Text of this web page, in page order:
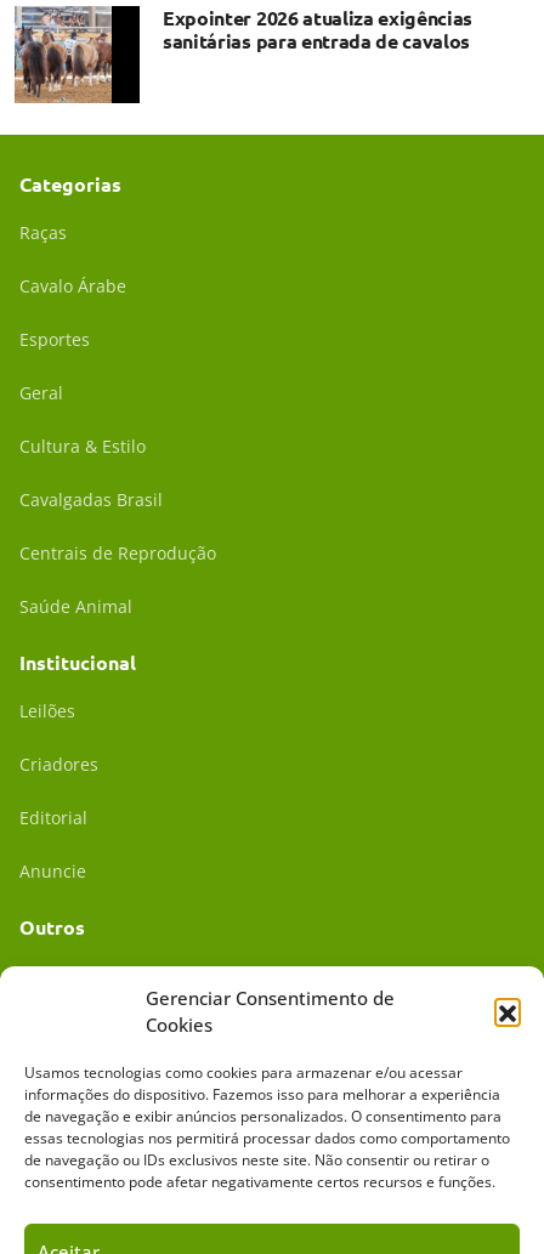
Gerenciar Consentimento de
Cookies
Usamos tecnologias como cookies para armazenar e/ou acessar
informações do dispositivo. Fazemos isso para melhorar a experiência
de navegação e exibir anúncios personalizados. O consentimento para
essas tecnologias nos permitirá processar dados como comportamento
de navegação ou IDs exclusivos neste site. Não consentir ou retirar o
consentimento pode afetar negativamente certos recursos e funções.
Expointer 2026 atualiza exigências
sanitárias para entrada de cavalos
Categorias
Raças
Cavalo Árabe
Esportes
Geral
Cultura & Estilo
Cavalgadas Brasil
Centrais de Reprodução
Saúde Animal
Institucional
Leilões
Criadores
Editorial
Anuncie
Outros
Mídia Kit